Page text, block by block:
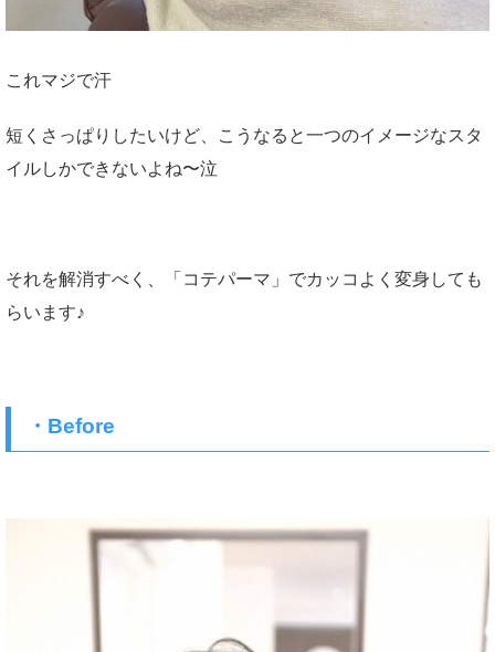
これマジで汗
短くさっぱりしたいけど、こうなると一つのイメージなスタ
イルしかできないよね〜泣
それを解消すべく、「コテパーマ」でカッコよく変身しても
らいます♪
・Before